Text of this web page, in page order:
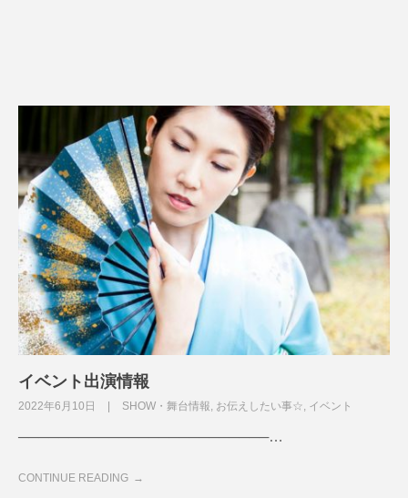
イベント出演情報
2022年6月10日 SHOW・舞台情報 お伝えしたい事☆ イベント
─────────────────────────…
CONTINUE READING